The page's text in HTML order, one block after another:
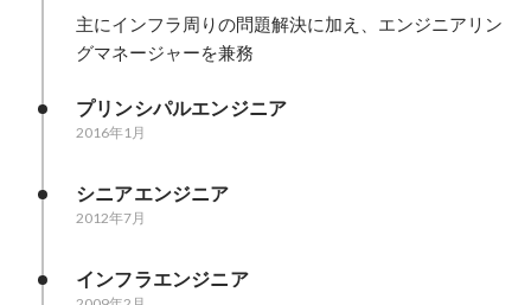
主にインフラ周りの問題解決に加え、エンジニアリン
グマネージャーを兼務
プリンシパルエンジニア
2016年1月
シニアエンジニア
2012年7月
インフラエンジニア